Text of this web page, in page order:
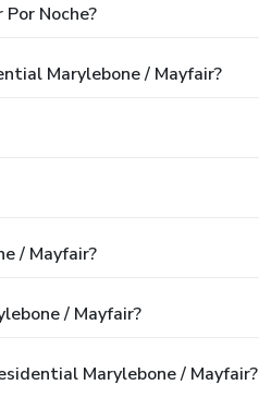
Noche?
Marylebone / Mayfair?
/ Mayfair?
/ Mayfair?
Marylebone / Mayfair?